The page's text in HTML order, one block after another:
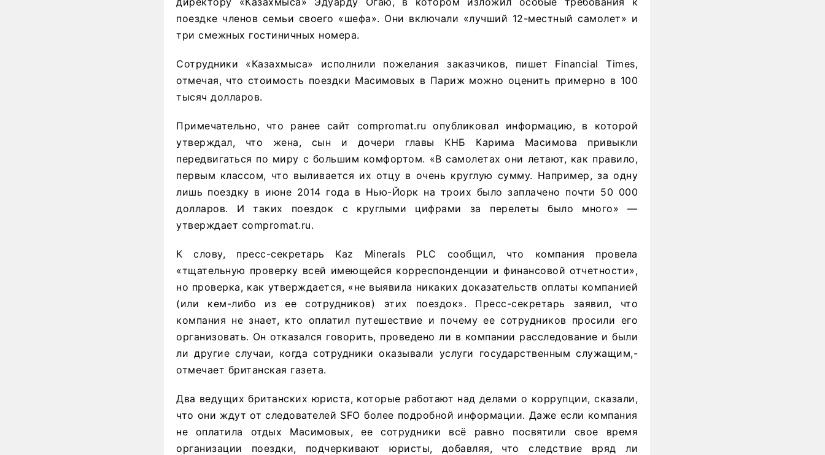
поездке членов семьи своего «шефа». Они включали «лучший 12-местный самолет» и
три смежных гостиничных номера.
Cотрудники «Казахмыса» исполнили пожелания заказчиков, пишет Financial Times,
отмечая, что стоимость поездки Масимовых в Париж можно оценить примерно в 100
тысяч долларов.
Примечательно, что ранее сайт compromat.ru опубликовал информацию, в которой
утверждал, что жена, сын и дочери главы КНБ Карима Масимова привыкли
передвигаться по миру с большим комфортом. «В самолетах они летают, как правило,
первым классом, что выливается их отцу в очень круглую сумму. Например, за одну
лишь поездку в июне 2014 года в Нью-Йорк на троих было заплачено почти 50 000
долларов. И таких поездок с круглыми цифрами за перелеты было много» —
утверждает compromat.ru.
К слову, пресс-секретарь Kaz Minerals PLC сообщил, что компания провела
«тщательную проверку всей имеющейся корреспонденции и финансовой отчетности»,
но проверка, как утверждается, «не выявила никаких доказательств оплаты компанией
(или кем-либо из ее сотрудников) этих поездок». Пресс-секретарь заявил, что
компания не знает, кто оплатил путешествие и почему ее сотрудников просили его
организовать. Он отказался говорить, проведено ли в компании расследование и были
ли другие случаи, когда сотрудники оказывали услуги государственным служащим,-
отмечает британская газета.
Два ведущих британских юриста, которые работают над делами о коррупции, сказали,
что они ждут от следователей SFO более подробной информации. Даже если компания
не оплатила отдых Масимовых, ее сотрудники всё равно посвятили свое время
организации поездки, подчеркивают юристы, добавляя, что следствие вряд ли